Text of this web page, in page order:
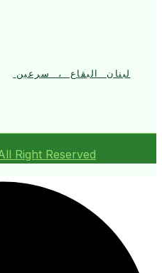
لبنان البقاع ، سرعين
Right Reserved